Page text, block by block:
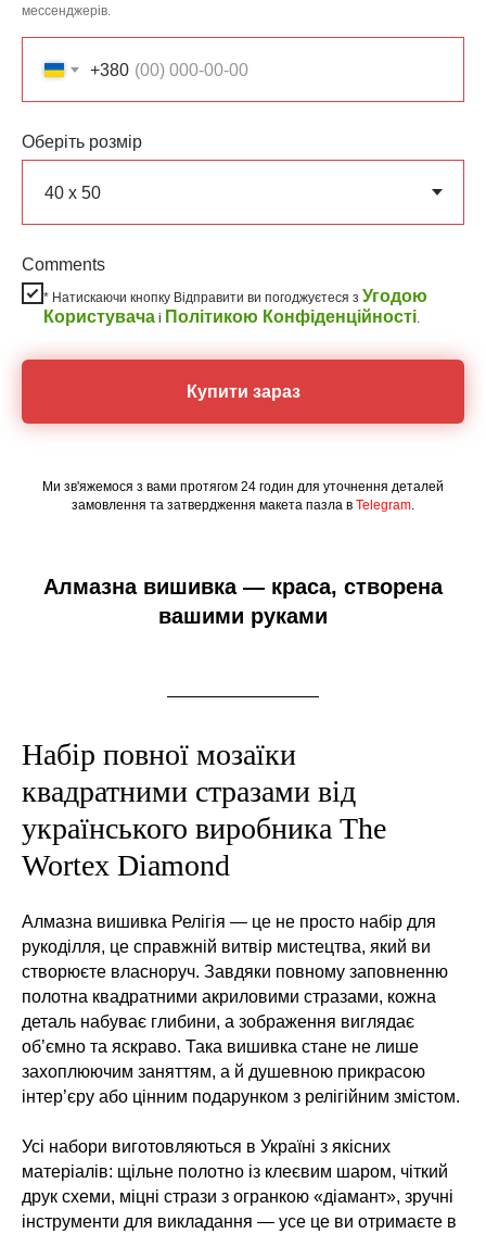
мессенджерів.
+380
Оберіть розмір
Comments
* Натискаючи кнопку Відправити ви погоджуєтеся з Угодою
Користувача і Політикою Конфіденційності
Купити зараз
Ми зв'яжемося з вами протягом 24 годин для уточнення деталей
замовлення та затвердження макета пазла в Telegram.
Алмазна вишивка — краса, створена
вашими руками
Набір повної мозаїки
квадратними стразами від
українського виробника The
Wortex Diamond
Алмазна вишивка Релігія — це не просто набір для
рукоділля, це справжній витвір мистецтва, який ви
створюєте власноруч. Завдяки повному заповненню
полотна квадратними акриловими стразами, кожна
деталь набуває глибини, а зображення виглядає
об’ємно та яскраво. Така вишивка стане не лише
захоплюючим заняттям, а й душевною прикрасою
інтер’єру або цінним подарунком з релігійним змістом.
Усі набори виготовляються в Україні з якісних
матеріалів: щільне полотно із клеєвим шаром, чіткий
друк схеми, міцні стрази з огранкою «діамант», зручні
інструменти для викладання — усе це ви отримаєте в